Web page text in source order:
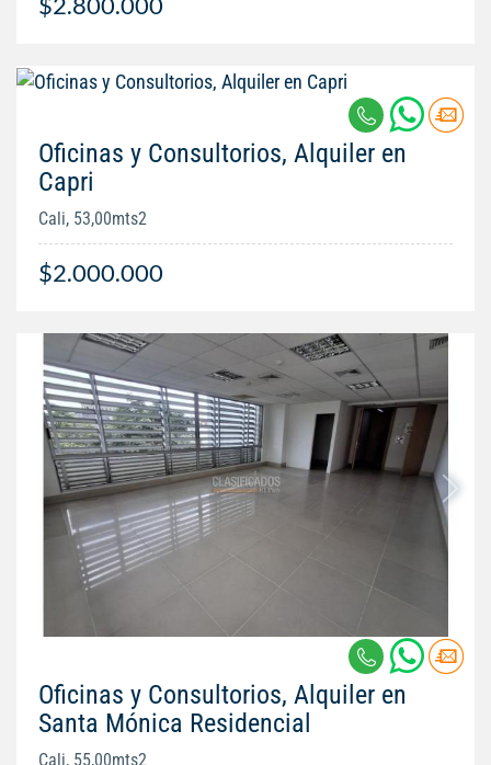
Oficinas y Consultorios, Alquiler en
Capri
Cali, 53,00mts2
$2.000.000
Oficinas y Consultorios, Alquiler en
Santa Mónica Residencial
Cali, 55,00mts2